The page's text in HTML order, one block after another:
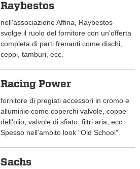
Raybestos
nell'associazione Affina, Raybestos
svolge il ruolo del fornitore con un'offerta
completa di parti frenanti come dischi,
ceppi, tamburi, ecc.
Racing Power
fornitore di pregiati accessori in cromo e
alluminio come coperchi valvole, coppe
dell'olio, valvole di sfiato, filtri aria, ecc.
Spesso nell'ambito look "Old School".
Sachs